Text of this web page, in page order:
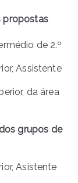
propostas
de 2.º
Assistente
da área
grupos de
Asistente